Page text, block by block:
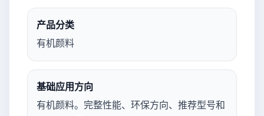
产品分类
有机颜料
基础应用方向
有机颜料。完整性能、环保方向、推荐型号和